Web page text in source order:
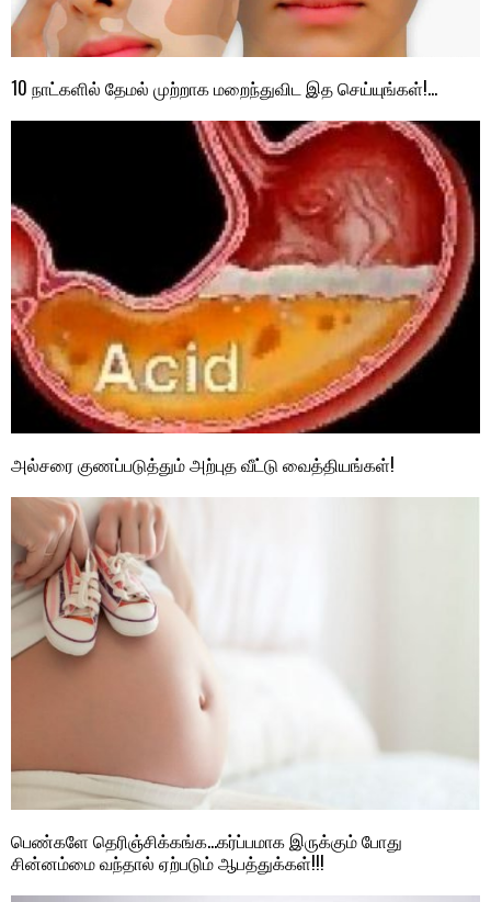
10 நாட்களில் தேமல் முற்றாக மறைந்துவிட இத செய்யுங்கள்!…
அல்சரை குணப்படுத்தும் அற்புத வீட்டு வைத்தியங்கள்!
பெண்களே தெரிஞ்சிக்கங்க…கர்ப்பமாக இருக்கும் போது
சின்னம்மை வந்தால் ஏற்படும் ஆபத்துக்கள்!!!